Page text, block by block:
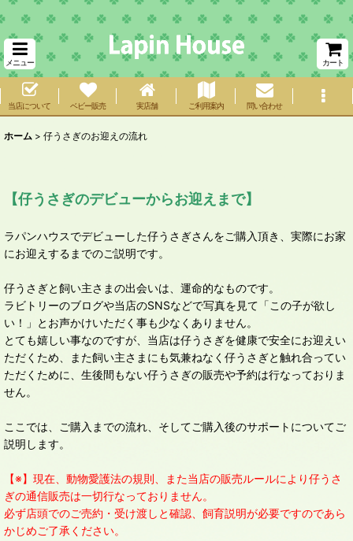
メニュー カート
当店について ベビー販売 実店舗 ご利用案内 問い合わせ
ホーム > 仔うさぎのお迎えの流れ
【仔うさぎのデビューからお迎えまで】
ラパンハウスでデビューした仔うさぎさんをご購入頂き、実際にお家
にお迎えするまでのご説明です。
仔うさぎと飼い主さまの出会いは、運命的なものです。
ラビトリーのブログや当店のSNSなどで写真を見て「この子が欲し
い！」とお声かけいただく事も少なくありません。
とても嬉しい事なのですが、当店は仔うさぎを健康で安全にお迎えい
ただくため、また飼い主さまにも気兼ねなく仔うさぎと触れ合ってい
ただくために、生後間もない仔うさぎの販売や予約は行なっておりま
せん。
ここでは、ご購入までの流れ、そしてご購入後のサポートについてご
説明します。
【※】現在、動物愛護法の規則、また当店の販売ルールにより仔うさ
ぎの通信販売は一切行なっておりません。
必ず店頭でのご売約・受け渡しと確認、飼育説明が必要ですのであら
かじめご了承ください。